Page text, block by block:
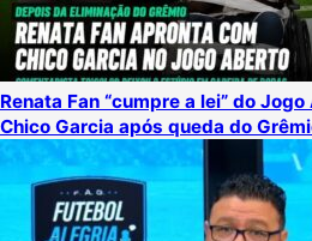
Renata Fan “cumpre a lei” do
Chico Garcia após queda do